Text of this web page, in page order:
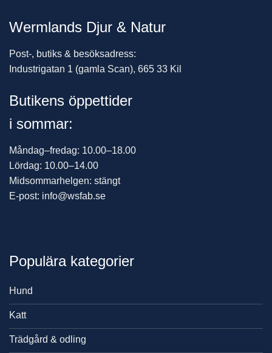
Wermlands Djur & Natur
Post-, butiks & besöksadress:
Industrigatan 1 (gamla Scan), 665 33 Kil
Butikens öppettider
i sommar:
Måndag–fredag: 10.00–18.00
Lördag: 10.00–14.00
Midsommarhelgen: stängt
E-post: info@wsfab.se
Populära kategorier
Hund
Katt
Trädgård & odling